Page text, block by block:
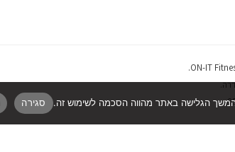
סגירה